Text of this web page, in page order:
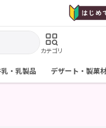
カテゴリ
・乳製品 デザート・製菓